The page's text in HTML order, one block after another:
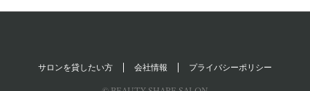
サロンを貸したい方 会社情報 プライバシーポリシー